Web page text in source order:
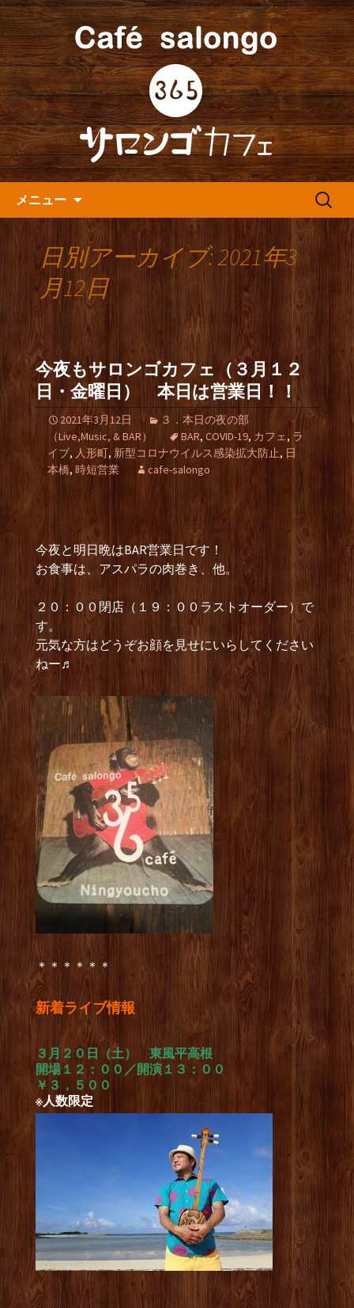
人形町の『365(サロンゴ)カフ
ェ』よりお知らせ
人形町の音楽カフェ『365カフェ』より
最新情報をお届けします。
メニュー
検
日別アーカイブ: 2021年3
月12日
今夜もサロンゴカフェ（３月１２
日・金曜日） 本日は営業日！！
2021年3月12日
３．本日の夜の部
（Live,Music, & BAR）
BAR, COVID-19, カフェ, ラ
イブ, 人形町, 新型コロナウイルス感染拡大防止, 日
本橋, 時短営業 cafe-salongo
今夜と明日晩はBAR営業日です！
お食事は、アスパラの肉巻き、他。
２０：００閉店（１９：００ラストオーダー）で
す。
元気な方はどうぞお顔を見せにいらしてください
ねー♬
＊＊＊＊＊＊
新着ライブ情報
３月２０日（土） 東風平高根
開場１２：００／開演１３：００
￥３，５００
※人数限定